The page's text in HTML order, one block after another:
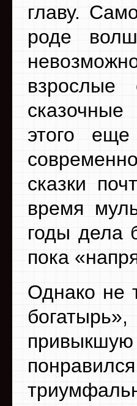
главу.
роде
этого
сказки
время
годы дела
пока
Однако не